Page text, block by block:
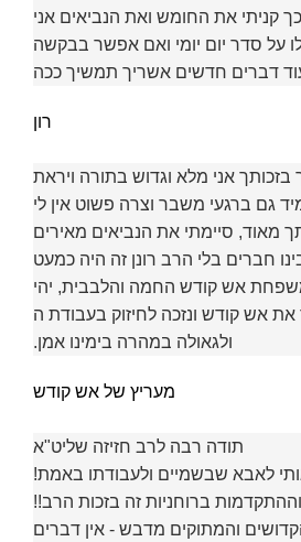
קניתי את החומש ואת הנביאים אני
על סדר יום יומי ואם אפשר בבקשה
דברים חדשים אשריך תמשיך ככה
רון
בזכותך אני מלא וגדוש בתורה ויראת
גם ברגעי משבר וצרה פשוט אין לי
מאוד, סיימתי את הנביאים מאירים
חברים בלי הרב רונן זה היה כמעט
אש קודש החמה והלבבית, יהי
את אש קודש ונזכה לחיזוק בעבודת ה
ולגאולה במהרה בימינו אמן.
מעריץ של אש קודש
תודה רבה לרב חזיזה שליט"א
לאבא שבשמיים ולעבודתו באמת!
ברוחניות זה בזכות הרב!!
והמתוקים מדבש - אין דברים